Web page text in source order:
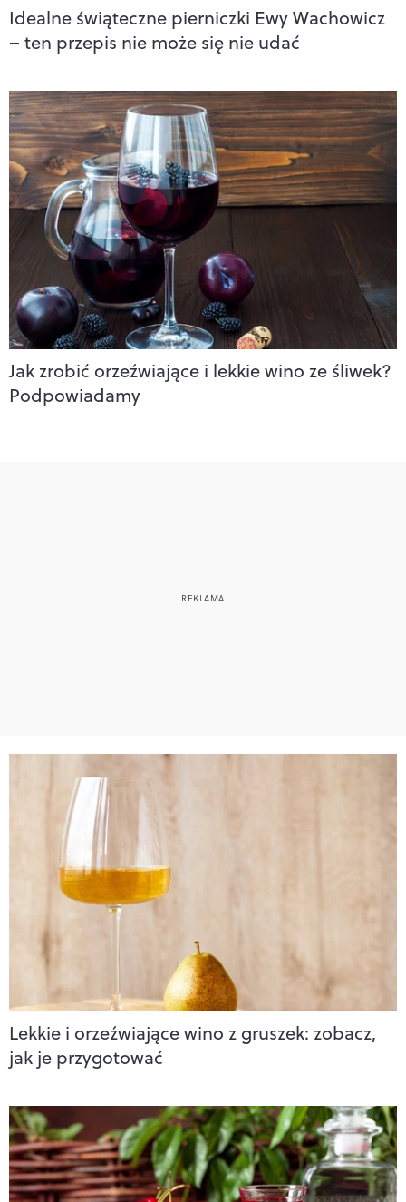
Idealne świąteczne pierniczki Ewy Wachowicz
– ten przepis nie może się nie udać
Jak zrobić orzeźwiające i lekkie wino ze śliwek?
Podpowiadamy
Lekkie i orzeźwiające wino z gruszek: zobacz,
jak je przygotować